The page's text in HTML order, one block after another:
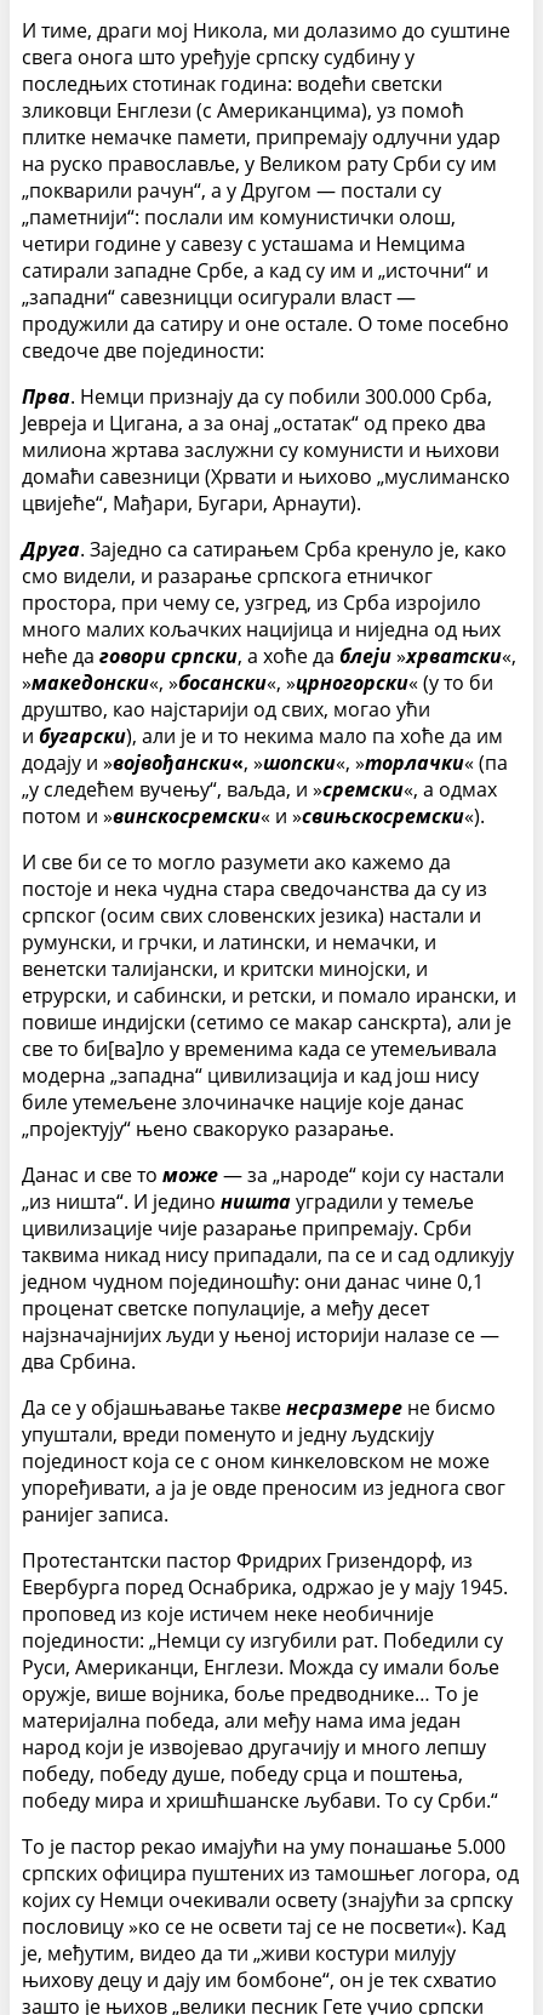
И тиме, драги мој Никола, ми долазимо до суштине
свега онога што уређује српску судбину у
последњих стотинак година: водећи светски
зликовци Енглези (с Американцима), уз помоћ
плитке немачке памети, припремају одлучни удар
на руско православље, у Великом рату Срби су им
„покварили рачун“, а у Другом — постали су
„паметнији“: послали им комунистички олош,
четири године у савезу с усташама и Немцима
сатирали западне Србе, а кад су им и „источни“ и
„западни“ савезницци осигурали власт —
продужили да сатиру и оне остале. О томе посебно
сведоче две појединости:
Прва. Немци признају да су побили 300.000 Срба,
Јевреја и Цигана, а за онај „остатак“ од преко два
милиона жртава заслужни су комунисти и њихови
домаћи савезници (Хрвати и њихово „муслиманско
цвијеће“, Мађари, Бугари, Арнаути).
Друга. Заједно са сатирањем Срба кренуло је, како
смо видели, и разарање српскога етничког
простора, при чему се, узгред, из Срба изројило
много малих кољачких нацијица и ниједна од њих
неће да говорисрпски, а хоће да блеји»хрватски«,
»македонски«, »босански«, »црногорски« (у то би
друштво, као најстарији од свих, могао ући
и бугарски), али је и то некима мало па хоће да им
додају и »војвођански«, »шопски«, »торлачки« (па
„у следећем вучењу“, ваљда, и »сремски«, а одмах
потом и »винскосремски« и »свињскосремски«).
И све би се то могло разумети ако кажемо да
постоје и нека чудна стара сведочанства да су из
српског (осим свих словенских језика) настали и
румунски, и грчки, и латински, и немачки, и
венетски талијански, и критски минојски, и
етрурски, и сабински, и ретски, и помало ирански, и
повише индијски (сетимо се макар санскрта), али је
све то би[ва]ло у временима када се утемељивала
модерна „западна“ цивилизација и кад још нису
биле утемељене злочиначке нације које данас
„пројектују“ њено свакоруко разарање.
Данас и све то може— за „народе“ који су настали
„из ништа“. И једино ништауградили у темеље
цивилизације чије разарање припремају. Срби
таквима никад нису припадали, па се и сад одликују
једном чудном појединошћу: они данас чине 0,1
проценат светске популације, а међу десет
најзначајнијих људи у њеној историји налазе се —
два Србина.
Да се у објашњавање таквенесразмере не бисмо
упуштали, вреди поменуто и једну људскију
појединост која се с оном кинкеловском не може
упоређивати, а ја је овде преносим из једнога свог
ранијег записа.
Протестантски пастор Фридрих Гризендорф, из
Евербурга поред Оснабрика, одржао је у мају 1945.
проповед из које истичем неке необичније
појединости: „Немци су изгубили рат. Победили су
Руси, Американци, Енглези. Можда су имали боље
оружје, више војника, боље предводнике… То је
материјална победа, али међу нама има један
народ који је извојевао другачију и много лепшу
победу, победу душе, победу срца и поштења,
победу мира и хришћшанске љубави. То су Срби.“
То је пастор рекао имајући на уму понашање 5.000
српских официра пуштених из тамошњег логора, од
којих су Немци очекивали освету (знајући за српску
пословицу »ко се не освети тај се не посвети«). Кад
је, међутим, видео да ти „живи костури милују
њихову децу и дају им бомбоне“, он је тек схватио
зашто је њихов „велики песник Гете учио српски